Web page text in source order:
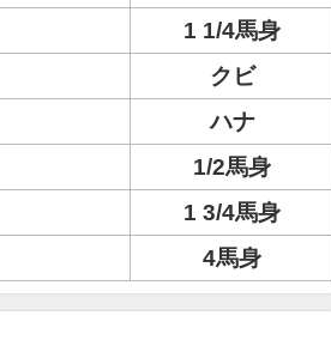
1 1/4馬身
クビ
ハナ
1/2馬身
1 3/4馬身
4馬身